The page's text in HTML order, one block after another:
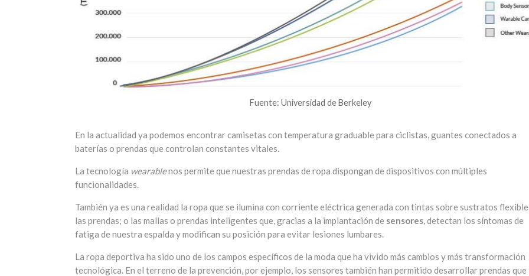
Fuente: Universidad de Berkeley
En la actualidad ya podemos encontrar camisetas con temperatura graduable para ciclistas, guantes conectados a
baterías o prendas que controlan constantes vitales.
La tecnología wearablenos permite que nuestras prendas de ropa dispongan de dispositivos con múltiples
funcionalidades.
También ya es una realidad la ropa que se ilumina con corriente eléctrica generada con tintas sobre sustratos
las prendas; o las mallas o prendas inteligentes que, gracias a la implantación de sensores, detectan los síntomas de
fatiga de nuestra espalda y modifican su posición para evitar lesiones lumbares.
La ropa deportiva ha sido uno de los campos específicos de la moda que ha vivido más cambios y más transformación
tecnológica. En el terreno de la prevención, por ejemplo, los sensores también han permitido desarrollar prendas que